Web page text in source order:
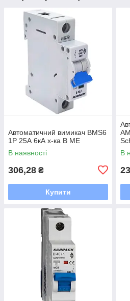
Автоматичний вимикач BMS6
1P 25А 6кА х-ка B ME
В наявності
306,28 ₴
Купити
В